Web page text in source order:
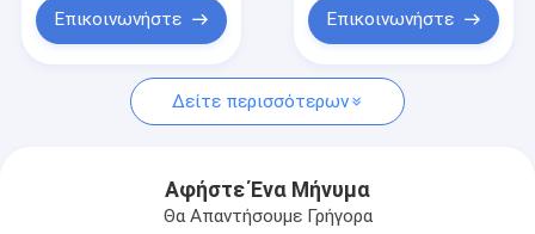
Ζητήστε ένα απόσπασμα
Πυροβόλο όπλο φανών αερίου
Πυροβόλο όπλο φανών συγκόλλησης
Επικοινωνήστε Επικοινωνήστε
Δείτε περισσότερων
Αφήστε Ένα Μήνυμα
Θα Απαντήσουμε Γρήγορα